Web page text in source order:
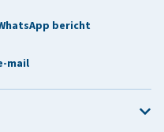
bericht
mail